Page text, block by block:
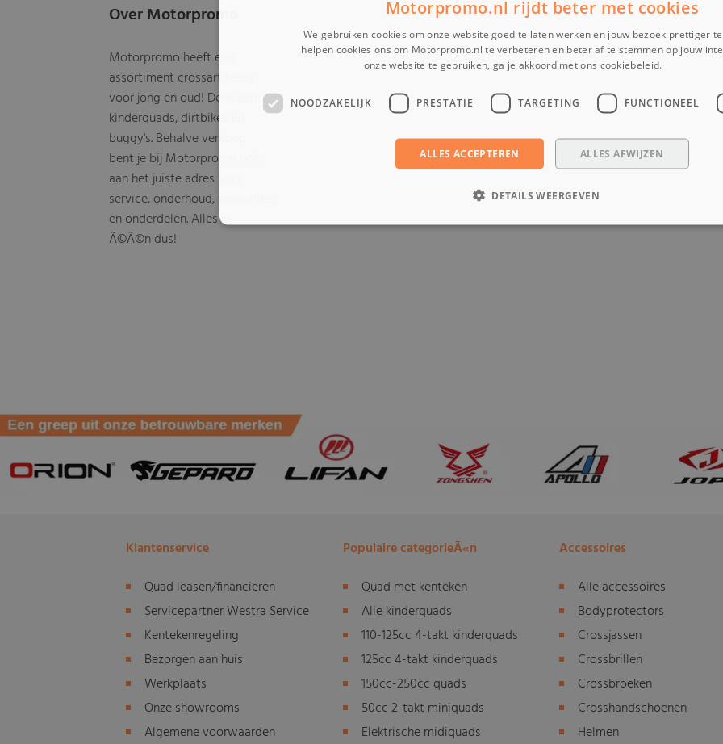
Over Motorpromo
Motorpromo heeft een
assortiment crossartikelen
voor jong en oud! Denk aan
kinderquads, dirtbikes en
buggy's. Behalve verkoop
bent je bij Motorpromo ook
aan het juiste adres voor
service, onderhoud, reparaties
en onderdelen. Alles in
Ã©Ã©n dus!
Klantenservice
Quad leasen/financieren
Servicepartner Westra Service
Kentekenregeling
Bezorgen aan huis
Werkplaats
Onze showrooms
Algemene voorwaarden
Populaire categorieÃ«n
Quad met kenteken
Alle kinderquads
110-125cc 4-takt kinderquads
125cc 4-takt kinderquads
150cc-250cc quads
50cc 2-takt miniquads
Elektrische midiquads
Accessoires
Alle accessoires
Bodyprotectors
Crossjassen
Crossbrillen
Crossbroeken
Crosshandschoenen
Helmen
Motorpromo.nl rijdt beter met cookies
We gebruiken cookies om onze website goed te laten werken en jouw bezoek prettiger
helpen cookies ons om Motorpromo.nl te verbeteren en beter af te stemmen op jouw
onze website te gebruiken, ga je akkoord met ons cookiebeleid.
NOODZAKELIJK PRESTATIE TARGETING FUNCTIONEEL
ALLES ACCEPTEREN ALLES AFWIJZEN
DETAILS WEERGEVEN